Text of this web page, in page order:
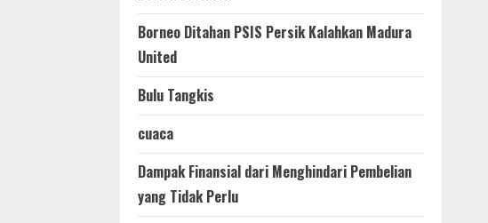
Borneo Ditahan PSIS Persik Kalahkan Madura
United
Bulu Tangkis
cuaca
Dampak Finansial dari Menghindari Pembelian
yang Tidak Perlu